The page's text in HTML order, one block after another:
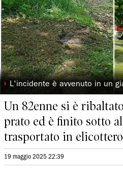
◗ L'incidente è avvenuto in un
Un 82enne si è
prato ed è finito sotto
trasportato in
19 maggio 2025 22:39